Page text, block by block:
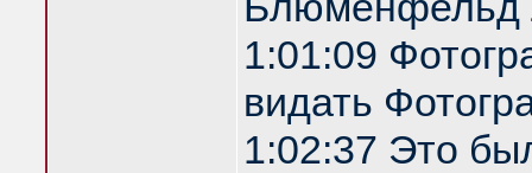
1:01:09
видать
1:02:37 Это